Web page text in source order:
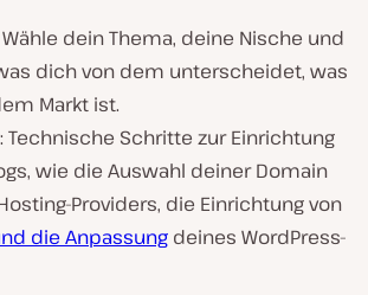
Wähle dein Thema, deine Nische und
dich von dem unterscheidet, was
Markt ist.
: Technische Schritte zur Einrichtung
wie die Auswahl deiner Domain
Providers, die Einrichtung von
die Anpassung deines WordPress-